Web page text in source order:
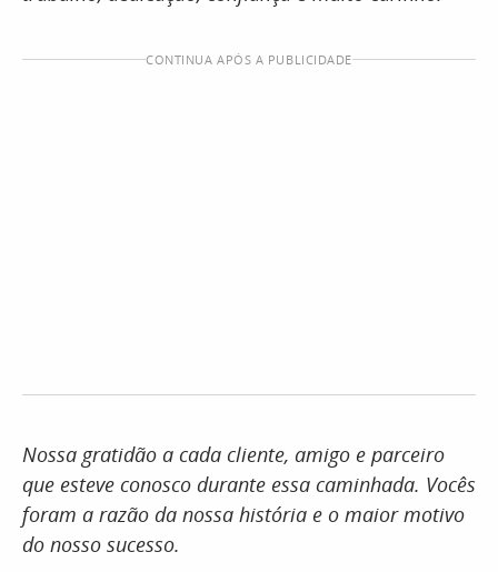
CONTINUA APÓS A PUBLICIDADE
Nossa gratidão a cada cliente, amigo e parceiro
que esteve conosco durante essa caminhada. Vocês
foram a razão da nossa história e o maior motivo
do nosso sucesso.